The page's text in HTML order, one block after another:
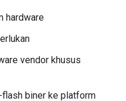
hardware
vendor khusus
biner ke platform